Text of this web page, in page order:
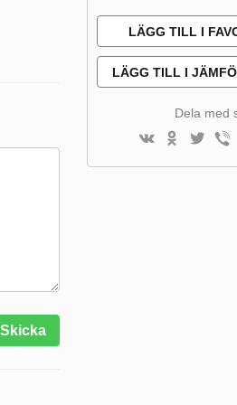
Skicka
LÄGG TILL I
LÄGG TILL I
Dela med